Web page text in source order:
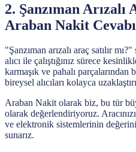
2. Şanzıman Arızalı
Araban Nakit Cevabı
"Şanzıman arızalı araç satılır
alıcı ile çalıştığınız sürece
karmaşık ve pahalı parçalarından
bireysel alıcıları kolayca
Araban Nakit olarak biz, bu tür
olarak değerlendiriyoruz.
ve elektronik sistemlerinin
sunarız.